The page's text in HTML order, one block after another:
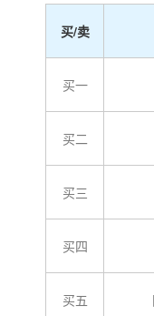
买/卖
买一
买二
买三
买四
买五